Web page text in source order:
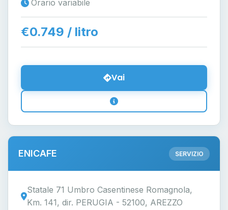
Orario variabile
€0.749 / litro
Vai
ENICAFE SERVIZIO
Statale 71 Umbro Casentinese Romagnola,
Km. 141, dir. PERUGIA - 52100, AREZZO